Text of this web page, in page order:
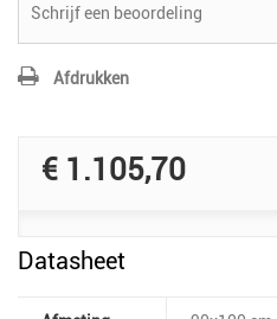
Schrijf een beoordeling
Afdrukken
€ 1.105,70
Datasheet